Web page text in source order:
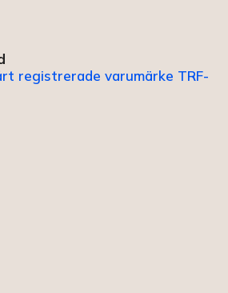
registrerade varumärke TRF-